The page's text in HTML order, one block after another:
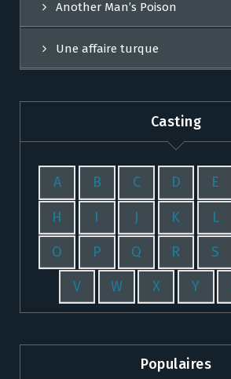
Another Man’s Poison
Une affaire turque
Casting
A B C D E
H I J K L
O P Q R S
V W X Y
Populaires